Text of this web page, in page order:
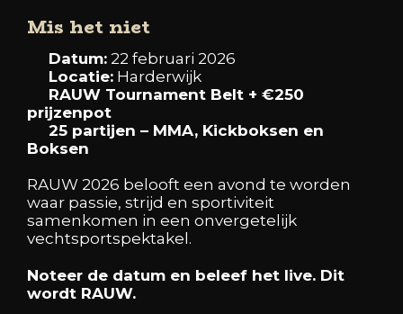
Mis het niet
Datum: 22 februari 2026
Locatie: Harderwijk
RAUW Tournament Belt + €250
prijzenpot
25 partijen – MMA, Kickboksen en
Boksen
RAUW 2026 belooft een avond te worden
waar passie, strijd en sportiviteit
samenkomen in een onvergetelijk
vechtsportspektakel.
Noteer de datum en beleef het live. Dit
wordt RAUW.